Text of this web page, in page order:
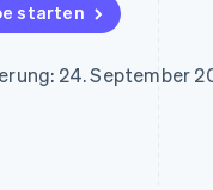
starten
24. September